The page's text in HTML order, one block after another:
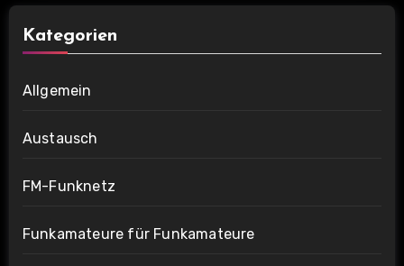
Kategorien
Allgemein
Austausch
FM-Funknetz
Funkamateure für Funkamateure